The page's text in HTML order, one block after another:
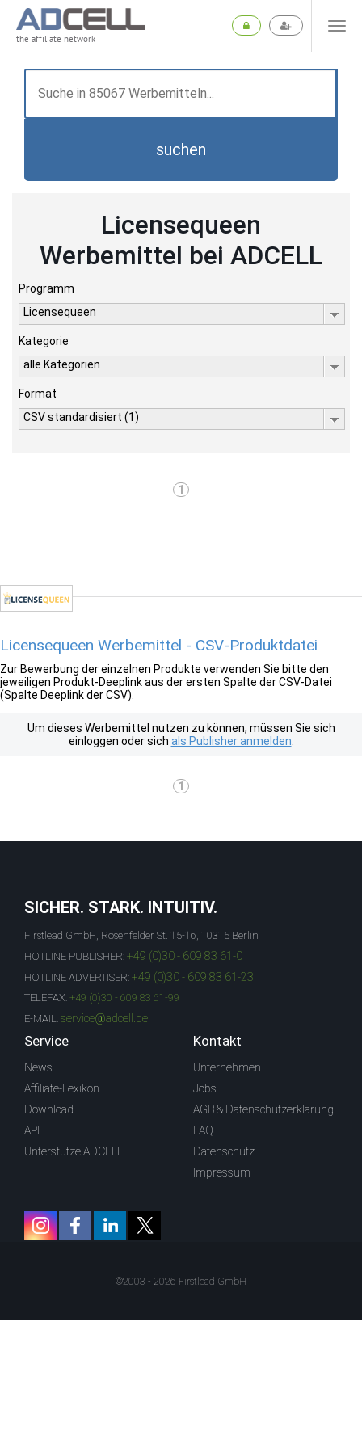
the affiliate network
suchen
Licensequeen
Werbemittel bei ADCELL
Programm
Licensequeen
Kategorie
alle Kategorien
Format
CSV standardisiert (1)
1
Licensequeen Werbemittel - CSV-Produktdatei
Zur Bewerbung der einzelnen Produkte verwenden Sie bitte den
jeweiligen Produkt-Deeplink aus der ersten Spalte der CSV-Datei
(Spalte Deeplink der CSV).
Um dieses Werbemittel nutzen zu können, müssen Sie sich
einloggen oder sich als Publisher anmelden
1
SICHER. STARK. INTUITIV.
Firstlead GmbH, Rosenfelder St. 15-16, 10315 Berlin
HOTLINE PUBLISHER: +49 (0)30 - 609 83 61-0
HOTLINE ADVERTISER: +49 (0)30 - 609 83 61-23
TELEFAX: +49 (0)30 - 609 83 61-99
E-MAIL: service@adcell.de
Service
News
Affiliate-Lexikon
Download
API
Unterstütze ADCELL
Kontakt
Unternehmen
Jobs
AGB & Datenschutzerklärung
FAQ
Datenschutz
Impressum
©2003 - 2026 Firstlead GmbH